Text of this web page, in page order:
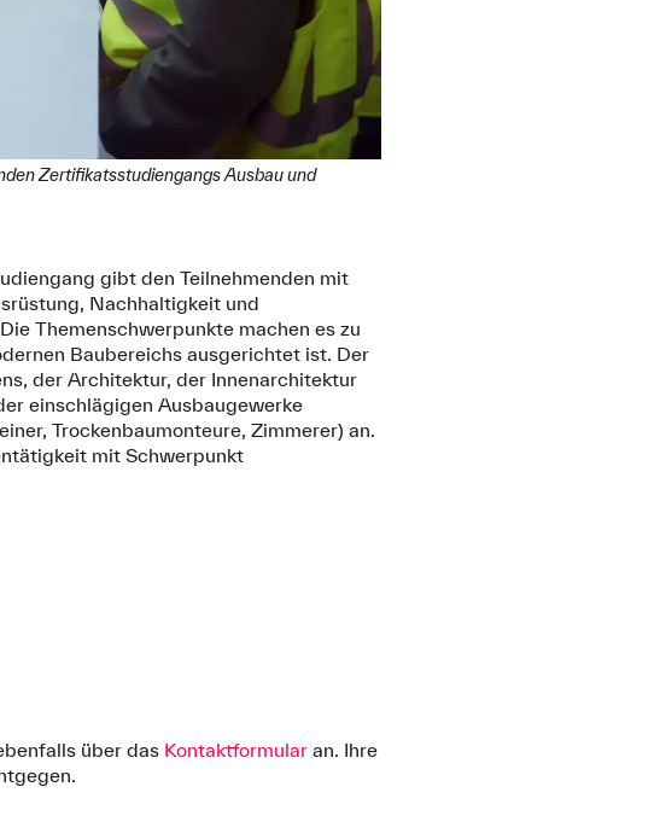
Zertifikatsstudiengangs Ausbau und
gibt den Teilnehmenden mit
Nachhaltigkeit und
Themenschwerpunkte machen es zu
Baubereichs ausgerichtet ist. Der
der Architektur, der Innenarchitektur
einschlägigen Ausbaugewerke
Trockenbaumonteure, Zimmerer) an.
mit Schwerpunkt
über das Kontaktformular an. Ihre